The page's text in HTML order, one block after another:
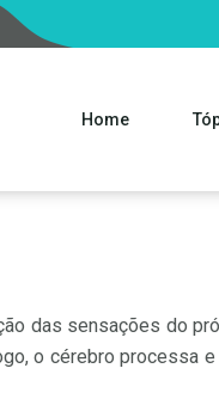
Home
das sensações do
o cérebro processa